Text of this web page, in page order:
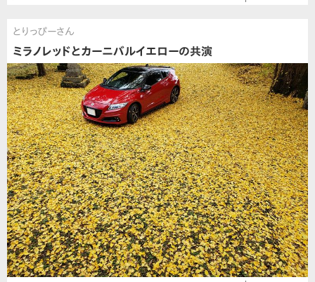
とりっぴーさん
ミラノレッドとカーニバルイエローの共演